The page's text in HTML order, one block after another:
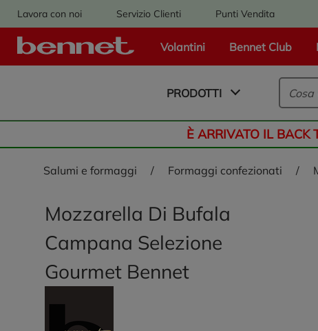
Lavora con noi Servizio Clienti Punti Vendita
Volantini Bennet Club
Logo Bennet - Torna alla homepage
PRODOTTI
È ARRIVATO IL BACK
salumi e formaggi / formaggi confezionati /
Mozzarella Di Bufala
Campana Selezione
Gourmet Bennet